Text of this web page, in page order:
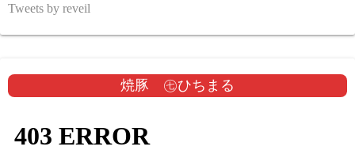
Tweets by reveil
焼豚 ㊆ひちまる